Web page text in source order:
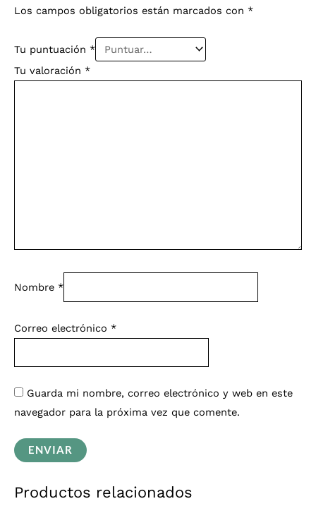
Los campos obligatorios están marcados con *
Tu puntuación *
Tu valoración *
Nombre *
Correo electrónico *
Guarda mi nombre, correo electrónico y web en este
navegador para la próxima vez que comente.
Productos relacionados